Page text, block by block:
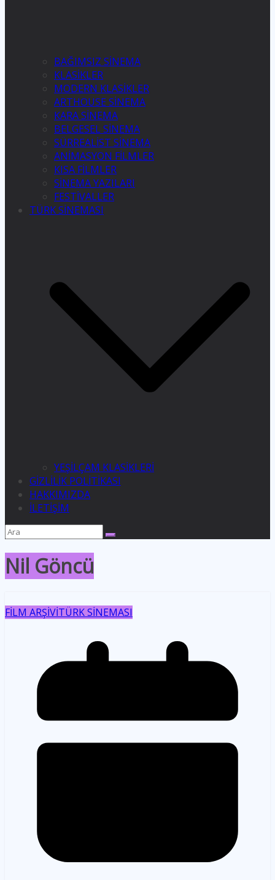
BAĞIMSIZ SİNEMA
KLASİKLER
MODERN KLASİKLER
ARTHOUSE SİNEMA
KARA SİNEMA
BELGESEL SİNEMA
SÜRREALİST SİNEMA
ANİMASYON FİLMLER
KISA FİLMLER
SİNEMA YAZILARI
FESTİVALLER
TÜRK SİNEMASI
YEŞİLÇAM KLASİKLERİ
GİZLİLİK POLİTİKASI
HAKKIMIZDA
İLETİŞİM
Nil Göncü
FİLM ARŞİVİTÜRK SİNEMASI